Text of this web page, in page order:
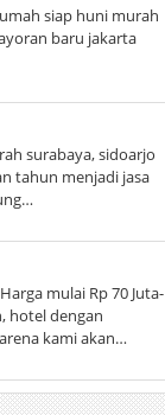
siap huni murah
baru jakarta
surabaya, sidoarjo
tahun menjadi jasa
mulai Rp 70 Juta-
hotel dengan
kami akan…